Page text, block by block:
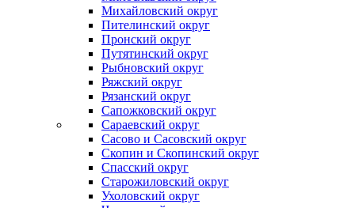
Михайловский округ
Пителинский округ
Пронский округ
Путятинский округ
Рыбновский округ
Ряжский округ
Рязанский округ
Сапожковский округ
Сараевский округ
Сасово и Сасовский округ
Скопин и Скопинский округ
Спасский округ
Старожиловский округ
Ухоловский округ